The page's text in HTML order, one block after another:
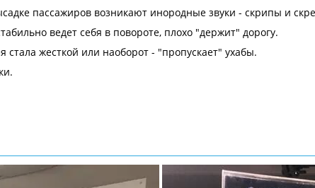
пассажиров возникают инородные звуки - скрипы и
ведет себя в повороте, плохо "держит" дорогу.
жесткой или наоборот - "пропускает" ухабы.